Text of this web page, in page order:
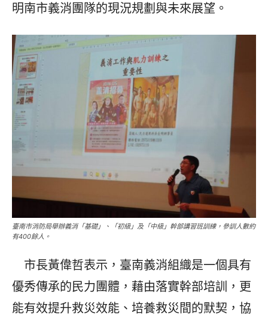
明南市義消團隊的現況規劃與未來展望。
臺南市消防局舉辦義消「基礎」、「初級」及「中級」幹部講習班訓練，參訓人數約
有400餘人。
市長黃偉哲表示，臺南義消組織是一個具有
優秀傳承的民力團體，藉由落實幹部培訓，更
能有效提升救災效能、培養救災間的默契，協